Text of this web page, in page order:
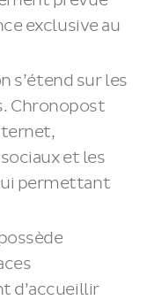
exclusive au
s’étend sur les
Chronopost
et les
permettant
d’accueillir